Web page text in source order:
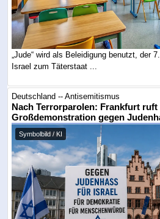
„Jude“ wird als Beleidigung benutzt, der
Israel zum Täterstaat ...
Deutschland -- Antisemitismus
Nach Terrorparolen: Frankfurt ruft
Großdemonstration gegen
Symbolbild / KI